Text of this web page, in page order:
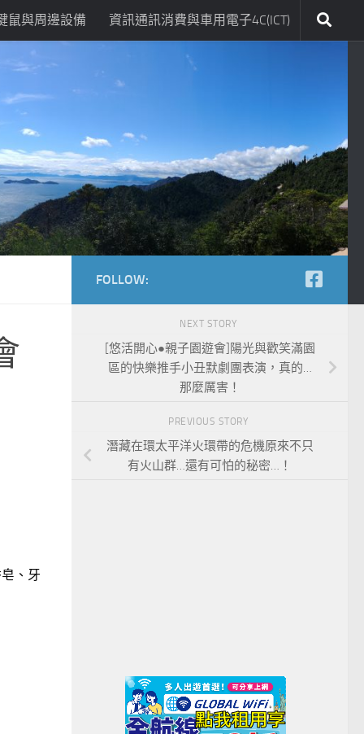
鼠與周邊設備 資訊通訊消費與車用電子4C(ICT)
、牙
FOLLOW:
NEXT STORY
[悠活開心●親子園遊會]陽光與歡笑滿園
區的快樂推手小丑默劇團表演，真的…
那麼厲害！
PREVIOUS STORY
潛藏在環太平洋火環帶的危機原來不只
有火山群…還有可怕的秘密…！